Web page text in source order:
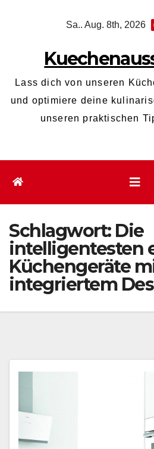
Sa.. Aug. 8th, 2026
Lass dich von unseren
und optimiere deine
unseren praktischen
Schlagwort: Die
intelligentesten
Küchengeräte
integriertem